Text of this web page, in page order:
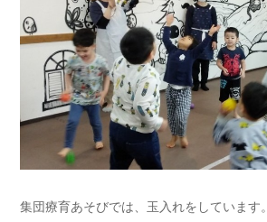
集団療育あそびでは、玉入れをしています。